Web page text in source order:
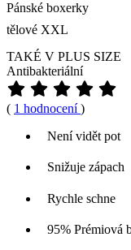
Pánské boxerky
tělové XXL
TAKÉ V PLUS SIZE
Antibakteriální
( 1 hodnocení)
Není vidět pot
Snižuje zápach
Rychle schne
95% Prémiová